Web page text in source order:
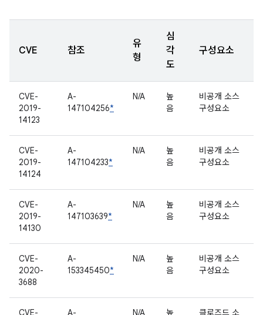
CVE 참조
유
형
심
각
도
구성요소
CVE-
2019-
14123
A-
147104256*
N/A
높
음
비공개 소스
구성요소
CVE-
2019-
14124
A-
147104233*
N/A
높
음
비공개 소스
구성요소
CVE-
2019-
14130
A-
147103639*
N/A
높
음
비공개 소스
구성요소
CVE-
2020-
3688
A-
153345450*
N/A
높
음
비공개 소스
구성요소
CVE-
A-
N/A
높
클로즈드 소